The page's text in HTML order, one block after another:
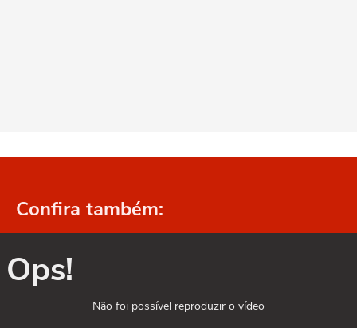
Confira também:
Ops!
Não foi possível reproduzir o vídeo